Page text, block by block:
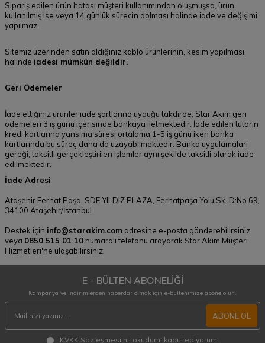
Sipariş edilen ürün hatası müşteri kullanımından oluşmuşsa, ürün
kullanılmış ise veya 14 günlük sürecin dolması halinde iade ve değişimi
yapılmaz.
Sitemiz üzerinden satın aldığınız kablo ürünlerinin, kesim yapılması
halinde iadesi mümkün değildir.
Geri Ödemeler
İade ettiğiniz ürünler iade şartlarına uyduğu takdirde, Star Akım geri
ödemeleri 3 iş günü içerisinde bankaya iletmektedir. İade edilen tutarın
kredi kartlarına yansıma süresi ortalama 1-5 iş günü iken banka
kartlarında bu süreç daha da uzayabilmektedir. Banka uygulamaları
gereği, taksitli gerçekleştirilen işlemler aynı şekilde taksitli olarak iade
edilmektedir.
İade Adresi
Ataşehir Ferhat Paşa, SDE YILDIZ PLAZA, Ferhatpaşa Yolu Sk. D:No 69,
34100 Ataşehir/İstanbul
Destek için info@starakim.com adresine e-posta gönderebilirsiniz
veya 0850 515 01 10numaralı telefonu arayarak Star Akım Müşteri
Hizmetleri'ne ulaşabilirsiniz.
E - BÜLTEN ABONELİĞİ
Kampanya ve indirimlerden haberdar olmak için e-bültenimize abone olun.
ABONE OL
KVKK Sözleşmesi'ni, okudum, kabul ediyorum.